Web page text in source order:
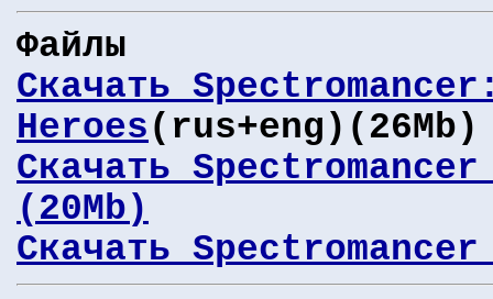
Файлы
Скачать
Heroes(rus+eng)(26Mb)
Скачать
(20Mb)
Скачать